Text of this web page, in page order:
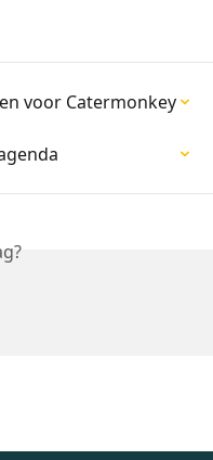
voor Catermonkey